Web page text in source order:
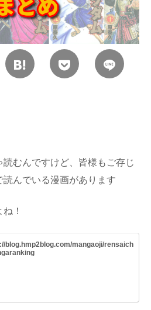
むんですけど、皆様もご存じ
んでいる漫画があります
！
blog.hmp2blog.com/mangaoji/rensaich